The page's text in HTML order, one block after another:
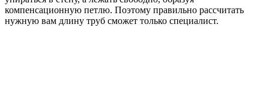
компенсационную петлю. Поэтому правильно рассчитать
нужную вам длину труб сможет только специалист.